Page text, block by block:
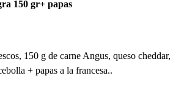
150 gr+ papas
150 g de carne Angus, queso cheddar,
+ papas a la francesa..